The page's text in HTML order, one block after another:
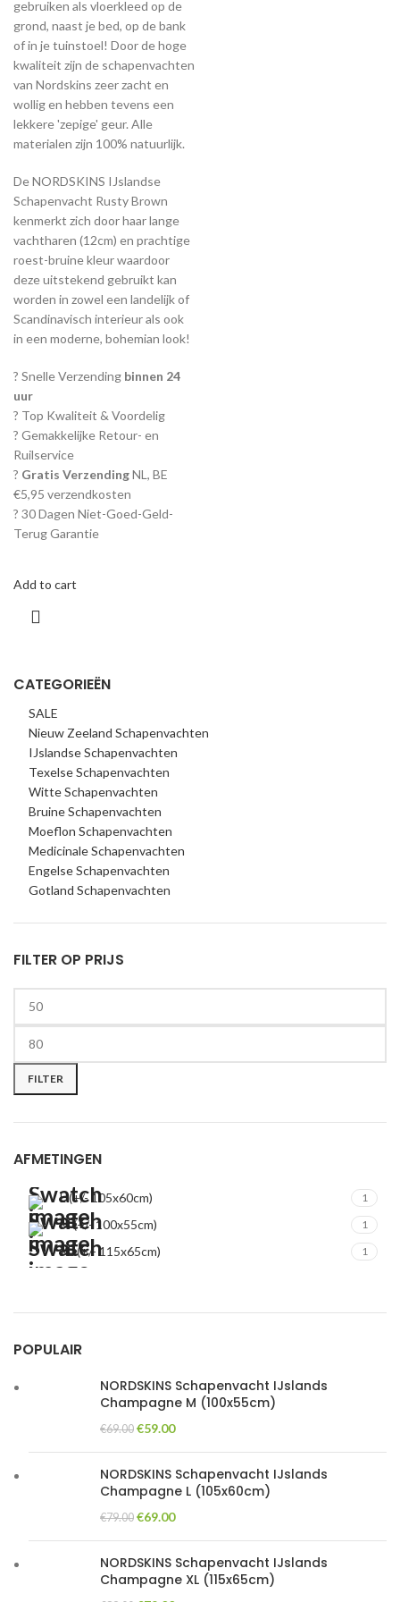
CATEGORIEËN
SALE
Nieuw Zeeland Schapenvachten
IJslandse Schapenvachten
Texelse Schapenvachten
Witte Schapenvachten
Bruine Schapenvachten
Moeflon Schapenvachten
Medicinale Schapenvachten
Engelse Schapenvachten
Gotland Schapenvachten
FILTER OP PRIJS
Min
price
Max
price
FILTER
AFMETINGEN
L (+/- 105x60cm) 1
M (+/- 100x55cm) 1
XL (+/- 115x65cm) 1
POPULAIR
NORDSKINS Schapenvacht IJslands
Champagne M (100x55cm)
€69.00 Original
was:
€69.00.
€59.00Current
is:
€59.00.
NORDSKINS Schapenvacht IJslands
Champagne L (105x60cm)
€79.00 Original
was:
€79.00.
€69.00Current
is:
€69.00.
NORDSKINS Schapenvacht IJslands
Champagne XL (115x65cm)
gebruiken als vloerkleed op de
grond, naast je bed, op de bank
of in je tuinstoel! Door de hoge
kwaliteit zijn de schapenvachten
van Nordskins zeer zacht en
wollig en hebben tevens een
lekkere 'zepige' geur. Alle
materialen zijn 100% natuurlijk.
De NORDSKINS IJslandse
Schapenvacht Rusty Brown
kenmerkt zich door haar lange
vachtharen (12cm) en prachtige
roest-bruine kleur waardoor
deze uitstekend gebruikt kan
worden in zowel een landelijk of
Scandinavisch interieur als ook
in een moderne, bohemian look!
? Snelle Verzending binnen 24
uur
? Top Kwaliteit & Voordelig
? Gemakkelijke Retour- en
Ruilservice
? Gratis VerzendingNL, BE
€5,95 verzendkosten
? 30 Dagen Niet-Goed-Geld-
Terug Garantie
Add to cart